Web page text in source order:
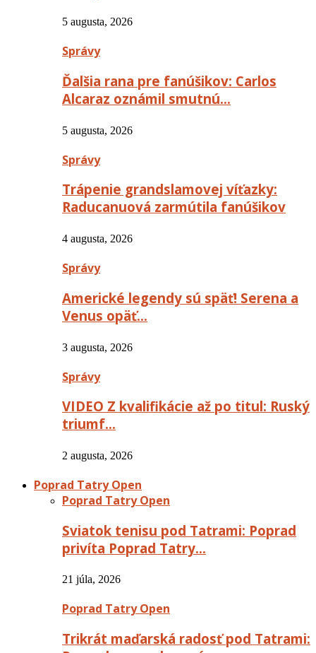
5 augusta, 2026
Správy
Ďalšia rana pre fanúšikov: Carlos
Alcaraz oznámil smutnú…
5 augusta, 2026
Správy
Trápenie grandslamovej víťazky:
Raducanuová zarmútila fanúšikov
4 augusta, 2026
Správy
Americké legendy sú späť! Serena a
Venus opäť…
3 augusta, 2026
Správy
VIDEO Z kvalifikácie až po titul: Ruský
triumf…
2 augusta, 2026
Poprad Tatry Open
Poprad Tatry Open
Sviatok tenisu pod Tatrami: Poprad
privíta Poprad Tatry…
21 júla, 2026
Poprad Tatry Open
Trikrát maďarská radosť pod Tatrami: